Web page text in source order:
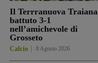
Il Terrranuova Traiana
battuto 3-1
nell’amichevole di
Grosseto
Calcio 8 Agosto 2026